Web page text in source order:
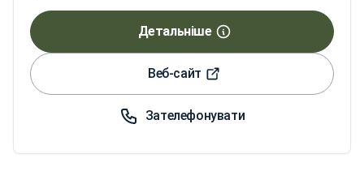
Детальніше
Веб-сайт
Зателефонувати